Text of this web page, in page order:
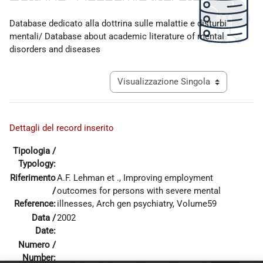
Database dedicato alla dottrina sulle malattie e disturbi
mentali/ Database about academic literature of mental
disorders and diseases
Navigazione terziaria modalità
Dettagli del record inserito
Tipologia /
Typology:
Riferimento
/
Reference:
A.F. Lehman et ., Improving employment
outcomes for persons with severe mental
illnesses, Arch gen psychiatry, Volume59
Data /
Date:
2002
Numero /
Number:
«Pagina precedente
1 … 13 14 15 16